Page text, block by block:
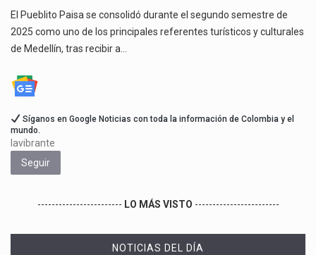
El Pueblito Paisa se consolidó durante el segundo semestre de
2025 como uno de los principales referentes turísticos y culturales
de Medellín, tras recibir a…
Síganos en Google Noticias con toda la información de Colombia y el
mundo.
lavibrante
Seguir
------------------------ LO MÁS VISTO ------------------------
NOTICIAS DEL DÍA